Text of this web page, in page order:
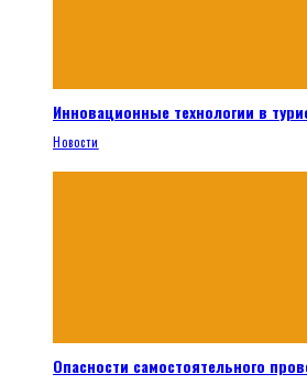
Инновационные технологии в
Новости
Опасности самостоятельного